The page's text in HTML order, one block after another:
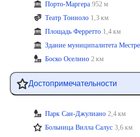
Порто-Маргера 952 м
Театр Тониоло 1,3 км
Площадь Ферретто 1,4 км
Здание муниципалитета Местре
Боско Оселино 2 км
Достопримечательности
Парк Сан-Джулиано 2,4 км
Больница Вилла Салус 3,6 км